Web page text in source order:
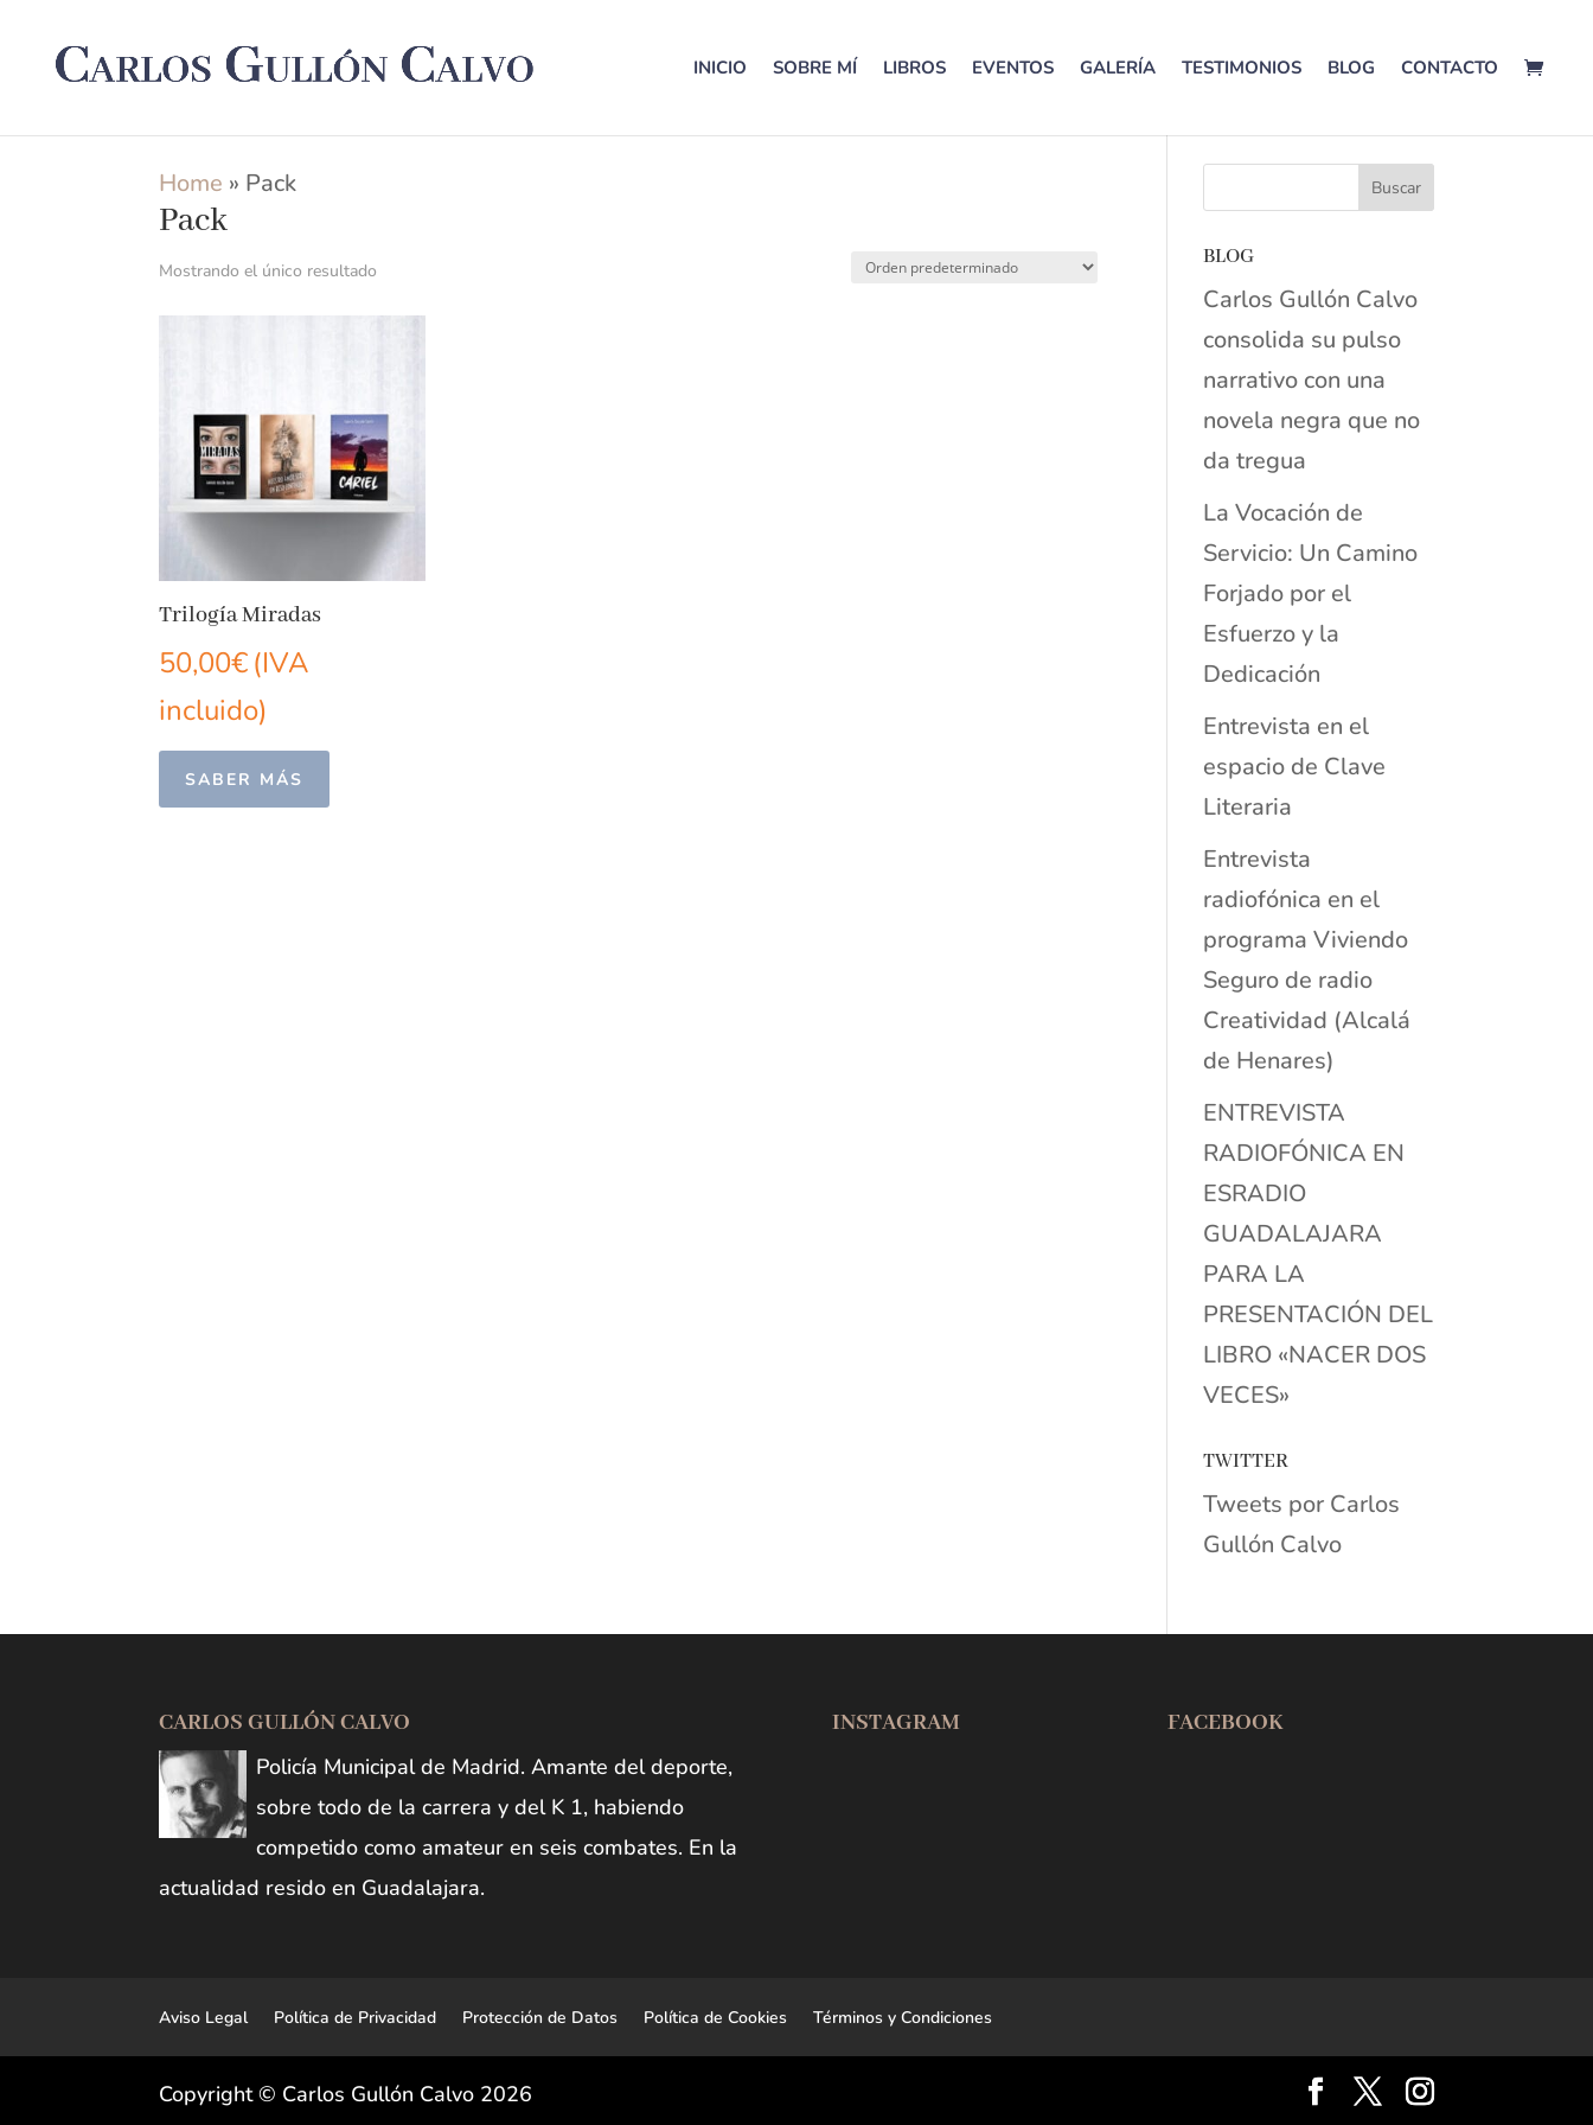
INICIO SOBRE MÍ LIBROS EVENTOS GALERÍA TESTIMONIOS BLOG CONTACTO
Home » Pack
Pack
Mostrando el único resultado
Trilogía Miradas
50,00€(IVA
incluido)
SABER MÁS
BLOG
Carlos Gullón Calvo
consolida su pulso
narrativo con una
novela negra que no
da tregua
La Vocación de
Servicio: Un Camino
Forjado por el
Esfuerzo y la
Dedicación
Entrevista en el
espacio de Clave
Literaria
Entrevista
radiofónica en el
programa Viviendo
Seguro de radio
Creatividad (Alcalá
de Henares)
ENTREVISTA
RADIOFÓNICA EN
ESRADIO
GUADALAJARA
PARA LA
PRESENTACIÓN DEL
LIBRO «NACER DOS
VECES»
TWITTER
Tweets por Carlos
Gullón Calvo
CARLOS GULLÓN CALVO
Policía Municipal de Madrid. Amante del deporte,
sobre todo de la carrera y del K 1, habiendo
competido como amateur en seis combates. En la
actualidad resido en Guadalajara.
INSTAGRAM FACEBOOK
Aviso Legal Política de Privacidad Protección de Datos Política de Cookies Términos y Condiciones
Copyright © Carlos Gullón Calvo 2026